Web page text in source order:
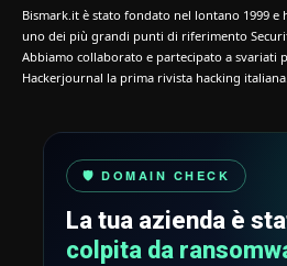
Bismark.it è stato fondato nel lontano 1999
uno dei più grandi punti di riferimento
Abbiamo collaborato e partecipato a svariati
Hackerjournal la prima rivista hacking italiana.
🛡️ DOMAIN CHECK
La tua azienda è
colpita da